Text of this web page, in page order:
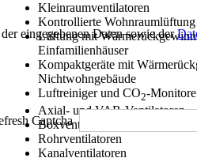
Kleinraumventilatoren
Kontrollierte
Lüftung mit
Einfamilienhäuser
Kompaktgeräte mit
Nichtwohngebäude
Luftreiniger und CO2-Monitore
Axial- und VAR-Ventilatoren
Boxventilatoren
Rohrventilatoren
Kanalventilatoren
eingegebenen Daten sowie der